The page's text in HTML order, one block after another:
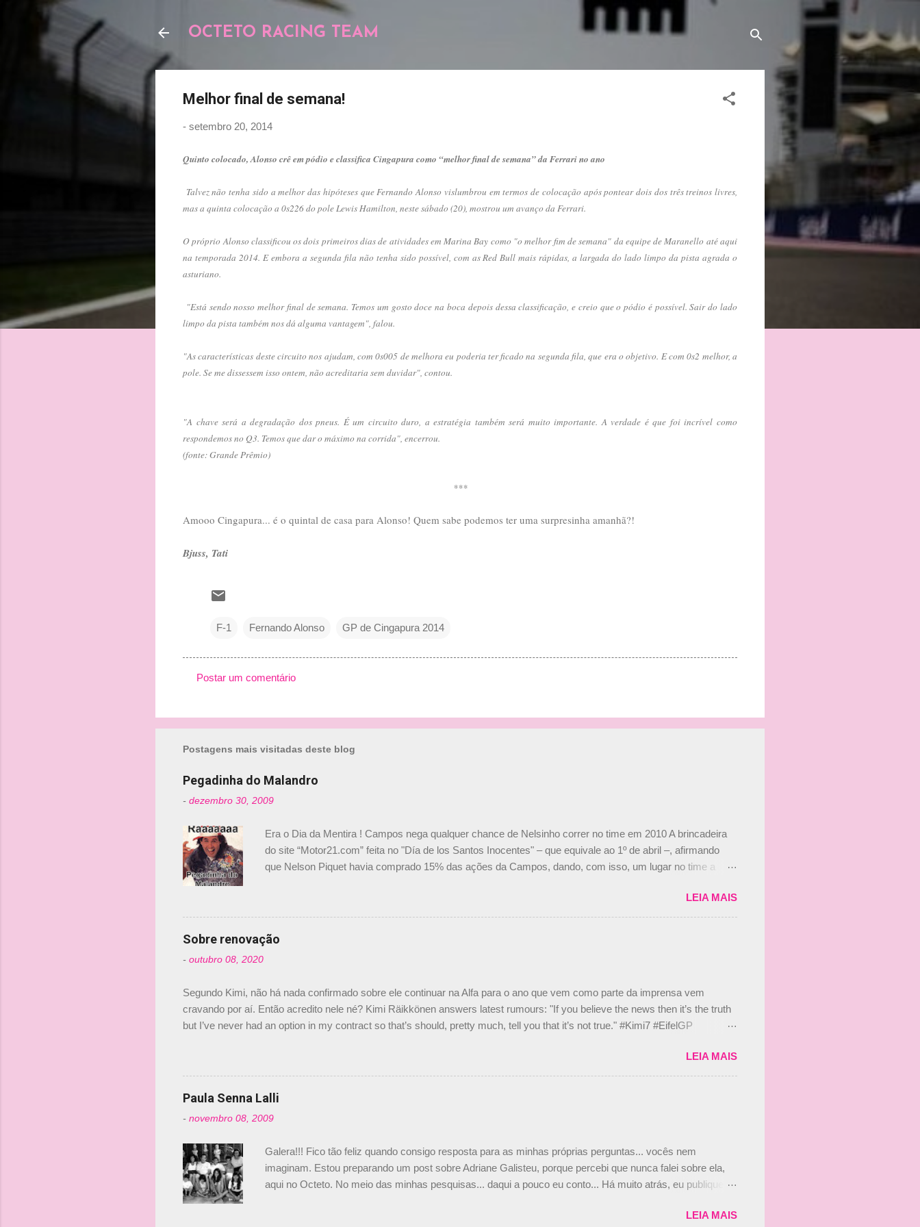
OCTETO RACING TEAM
Melhor final de semana!
- setembro 20, 2014
Quinto colocado, Alonso crê em pódio e classifica Cingapura como “melhor final de semana” da Ferrari no ano
Talvez não tenha sido a melhor das hipóteses que Fernando Alonso vislumbrou em termos de colocação após pontear dois dos três treinos livres,
mas a quinta colocação a 0s226 do pole Lewis Hamilton, neste sábado (20), mostrou um avanço da Ferrari.
O próprio Alonso classificou os dois primeiros dias de atividades em Marina Bay como "o melhor fim de semana" da equipe de Maranello até aqui
na temporada 2014. E embora a segunda fila não tenha sido possível, com as Red Bull mais rápidas, a largada do lado limpo da pista agrada o
asturiano.
"Está sendo nosso melhor final de semana. Temos um gosto doce na boca depois dessa classificação, e creio que o pódio é possível. Sair do lado
limpo da pista também nos dá alguma vantagem", falou.
"As características deste circuito nos ajudam, com 0s005 de melhora eu poderia ter ficado na segunda fila, que era o objetivo. E com 0s2 melhor, a
pole. Se me dissessem isso ontem, não acreditaria sem duvidar", contou.
"A chave será a degradação dos pneus. É um circuito duro, a estratégia também será muito importante. A verdade é que foi incrível como
respondemos no Q3. Temos que dar o máximo na corrida", encerrou.
(fonte: Grande Prêmio)
***
Amooo Cingapura... é o quintal de casa para Alonso! Quem sabe podemos ter uma surpresinha amanhã?!
Bjuss, Tati
F-1 Fernando Alonso GP de Cingapura 2014
m
e
t
á
r
i
o
s
Postar um comentário
Postagens mais visitadas deste blog
Pegadinha do Malandro
- dezembro 30, 2009
Era o Dia da Mentira ! Campos nega qualquer chance de Nelsinho correr no time em 2010 A brincadeira
do site “Motor21.com” feita no "Día de los Santos Inocentes" – que equivale ao 1º de abril –, afirmando
que Nelson Piquet havia comprado 15% das ações da Campos, dando, com isso, um lugar no time a
dirigente foi taxativo ao declarar que o brasileiro não será o companheiro de Bruno Senna em 2010. "Na
verdade, nós recebemos uma oferta de Piquet", admitiu Audetto. “Mas depois de ter assinado com Bruno
Senna, não podemos ter dois brasileiros”, explicou, dizendo ainda que não tem nada contra o filho do
LEIA MAIS
Sobre renovação
- outubro 08, 2020
Segundo Kimi, não há nada confirmado sobre ele continuar na Alfa para o ano que vem como parte da imprensa vem
cravando por aí. Então acredito nele né? Kimi Räikkönen answers latest rumours: "If you believe the news then it’s the truth
but I’ve never had an option in my contract so that’s should, pretty much, tell you that it’s not true." #Kimi7 #EifelGP
falando sobre o fato do Iceman estar há tantos anos na F1. What is it like to have Kimi as a team mate? 🙌 Over to you,
@RGrosjean ! #EifelGP 🇩🇪 #F1 pic.twitter.com/GSAu1LWnwW — Formula 1 (@F1) October 8, 2020 Beijinhos, Ludy
LEIA MAIS
Paula Senna Lalli
- novembro 08, 2009
Galera!!! Fico tão feliz quando consigo resposta para as minhas próprias perguntas... vocês nem
imaginam. Estou preparando um post sobre Adriane Galisteu, porque percebi que nunca falei sobre ela,
aqui no Octeto. No meio das minhas pesquisas... daqui a pouco eu conto... Há muito atrás, eu publiquei
Bruno, é sua irmã caçula, Paula Senna. Fui questionada, porque todos achavam que a Viviane Senna
LEIA MAIS